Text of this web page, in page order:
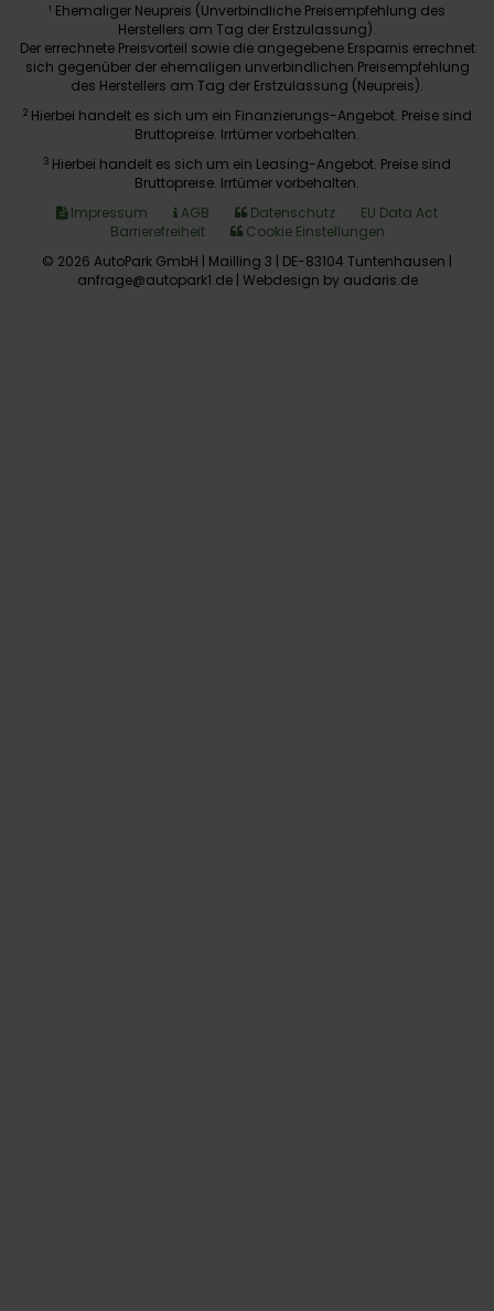
1 Ehemaliger Neupreis (Unverbindliche Preisempfehlung des
Herstellers am Tag der Erstzulassung).
Der errechnete Preisvorteil sowie die angegebene Ersparnis errechnet
sich gegenüber der ehemaligen unverbindlichen Preisempfehlung
des Herstellers am Tag der Erstzulassung (Neupreis).
2 Hierbei handelt es sich um ein Finanzierungs-Angebot. Preise sind
Bruttopreise. Irrtümer vorbehalten.
3 Hierbei handelt es sich um ein Leasing-Angebot. Preise sind
Bruttopreise. Irrtümer vorbehalten.
Impressum
AGB Datenschutz
EU Data Act
Barrierefreiheit
Cookie Einstellungen
© 2026 AutoPark GmbH | Mailling 3 | DE-83104 Tuntenhausen |
anfrage@autopark1.de | Webdesign by audaris.de